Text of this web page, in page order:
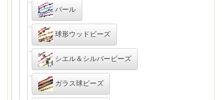
パール
球形ウッドビーズ
シエル＆シルバービーズ
ガラス球ビーズ